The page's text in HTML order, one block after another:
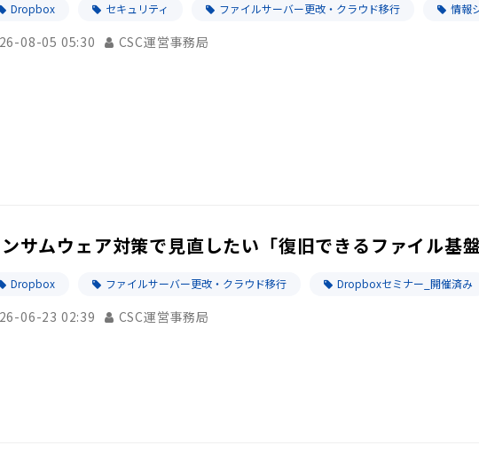
Dropbox セキュリティ ファイルサーバー更改・クラウド移行 情報
08-05 05:30 CSC運営事務局
サムウェア対策で見直したい「復旧できるファイル基
Dropbox ファイルサーバー更改・クラウド移行 Dropboxセミナー_開催済み
06-23 02:39 CSC運営事務局